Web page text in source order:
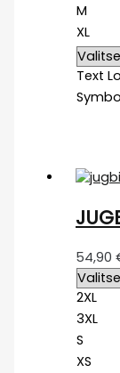
M
XL
Text
54,90
2XL
3XL
S
XS